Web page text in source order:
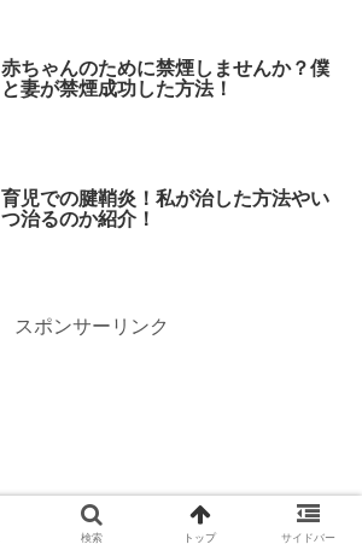
赤ちゃんのために禁煙しませんか？僕
と妻が禁煙成功した方法！
育児での腱鞘炎！私が治した方法やい
つ治るのか紹介！
スポンサーリンク
検索 トップ サイドバー